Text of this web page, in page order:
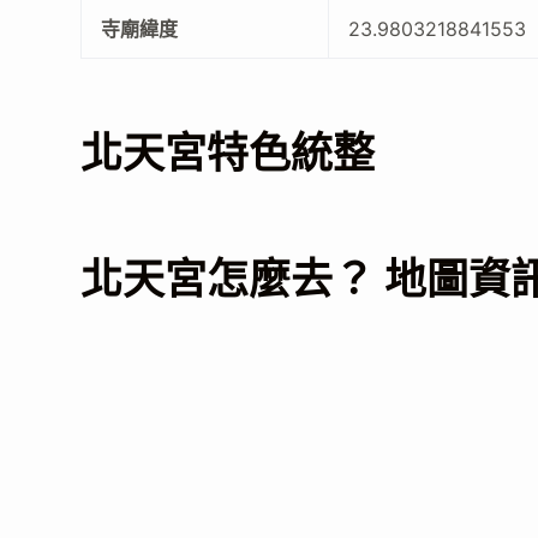
寺廟緯度 23.9803218841553
北天宮特色統整
北天宮怎麼去？ 地圖資